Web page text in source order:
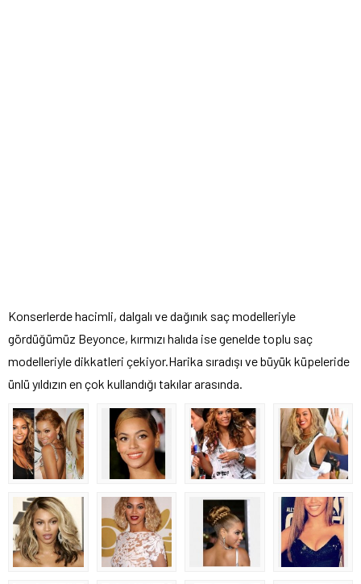
Konserlerde hacimli, dalgalı ve dağınık saç modelleriyle
gördüğümüz Beyonce, kırmızı halıda ise genelde toplu saç
modelleriyle dikkatleri çekiyor.Harika sıradışı ve büyük küpeleride
ünlü yıldızın en çok kullandığı takılar arasında.